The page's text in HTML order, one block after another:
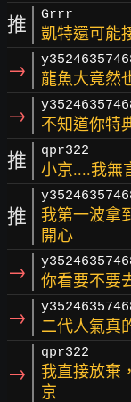
推 Grrr
凱特還可能
→ 龍魚大竟然
→ 不知道你特
推 qpr322
小京....我無
推
我第一波拿
開心
→ 你看要不要
→ 二代人氣真
→
qpr322
我直接放棄
京